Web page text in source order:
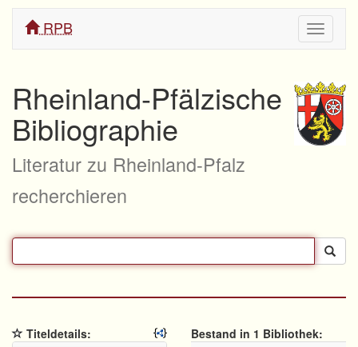
ein/
RPB
Rheinland-Pfälzische
Bibliographie
Literatur zu Rheinland-Pfalz
recherchieren
Titeldetails:
Bestand in 1 Bibliothek: